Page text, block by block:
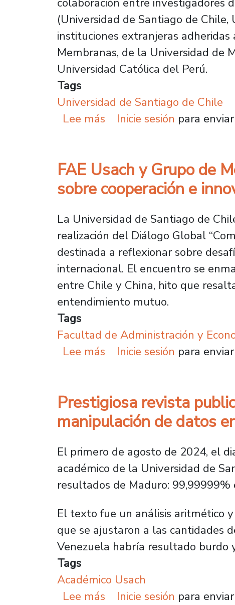
(Universidad de Santiago de
instituciones extranjeras
Membranas, de la Universidad de
Universidad Católica del Perú.
Tags
Universidad de Santiago de Chile
Lee más sobre Red de
Inicie sesión para
FAE Usach y Grupo de
sobre cooperación e
La Universidad de Santiago de
realización del Diálogo Global
destinada a reflexionar sobre
internacional. El encuentro se
entre Chile y China, hito que
entendimiento mutuo.
Tags
Facultad de Administración y
Lee más sobre FAE Usach y
Inicie sesión para
Prestigiosa revista
manipulación de datos
El primero de agosto de 2024, el
académico de la Universidad de
resultados de Maduro: 99,99999%
El texto fue un análisis aritmético
que se ajustaron a las cantidades
Venezuela habría resultado burdo
Tags
Académico Usach
Lee más sobre Prestigiosa
Inicie sesión para